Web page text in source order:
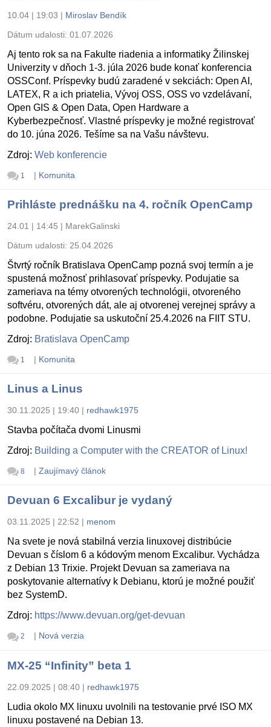
10.04 | 19:03 | Miroslav Bendík
Dátum udalosti: 01.07.2026
Aj tento rok sa na Fakulte riadenia a informatiky Žilinskej
Univerzity v dňoch 1-3. júla 2026 bude konať konferencia
OSSConf. Príspevky budú zaradené v sekciách: Open AI,
LATEX, R a ich priatelia, Vývoj OSS, OSS vo vzdelávaní,
Open GIS & Open Data, Open Hardware a
Kyberbezpečnosť. Vlastné príspevky je možné registrovať
do 10. júna 2026. Tešíme sa na Vašu návštevu.
Zdroj: Web konferencie
1 | Komunita
Prihláste prednášku na 4. ročník OpenCamp
24.01 | 14:45 | MarekGalinski
Dátum udalosti: 25.04.2026
Štvrtý ročník Bratislava OpenCamp pozná svoj termín a je
spustená možnosť prihlasovať príspevky. Podujatie sa
zameriava na témy otvorených technológii, otvoreného
softvéru, otvorených dát, ale aj otvorenej verejnej správy a
podobne. Podujatie sa uskutoční 25.4.2026 na FIIT STU.
Zdroj: Bratislava OpenCamp
1 | Komunita
Linus a Linus
30.11.2025 | 19:40 | redhawk1975
Stavba počítača dvomi Linusmi
Zdroj: Building a Computer with the CREATOR of Linux!
8 | Zaujímavý článok
Devuan 6 Excalibur je vydaný
03.11.2025 | 22:52 | menom
Na svete je nová stabilná verzia linuxovej distribúcie
Devuan s číslom 6 a kódovým menom Excalibur. Vychádza
z Debian 13 Trixie. Projekt Devuan sa zameriava na
poskytovanie alternatívy k Debianu, ktorú je možné použiť
bez SystemD.
Zdroj: https://www.devuan.org/get-devuan
2 | Nová verzia
MX-25 “Infinity” beta 1
22.09.2025 | 08:40 | redhawk1975
Ludia okolo MX linuxu uvolnili na testovanie prvé ISO MX
linuxu postavené na Debian 13.